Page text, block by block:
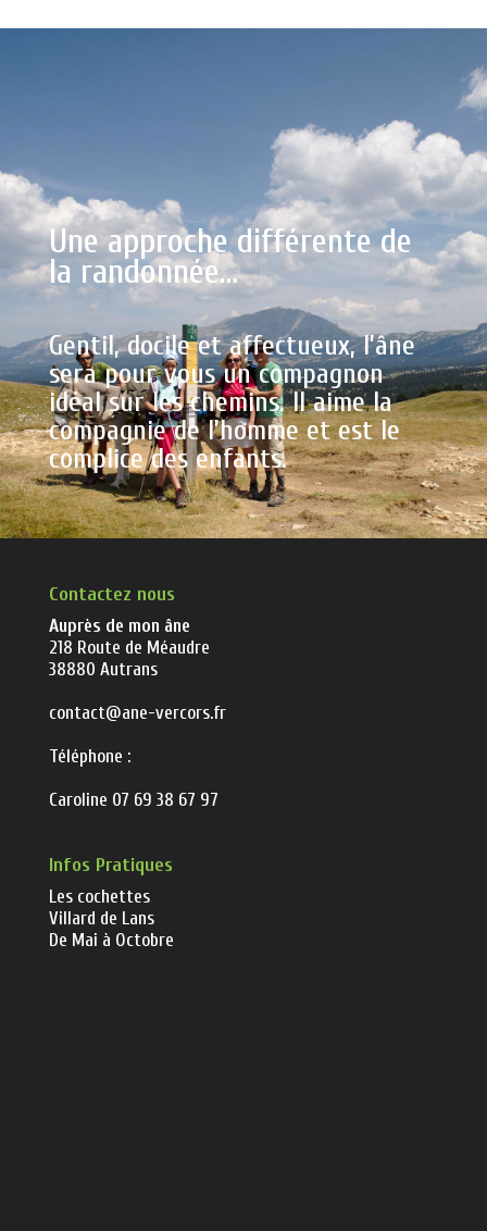
Une approche différente de
la randonnée…
Gentil, docile et affectueux, l’âne
sera pour vous un compagnon
idéal sur les chemins. Il aime la
compagnie de l’homme et est le
complice des enfants.
Contactez nous
Auprès de mon âne
218 Route de Méaudre
38880 Autrans
contact@ane-vercors.fr
Téléphone :
Caroline 07 69 38 67 97
Infos Pratiques
Les cochettes
Villard de Lans
De Mai à Octobre